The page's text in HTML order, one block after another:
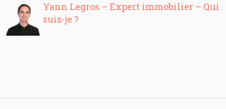
Yann Legros – Expert immobilier – Qui
suis-je ?